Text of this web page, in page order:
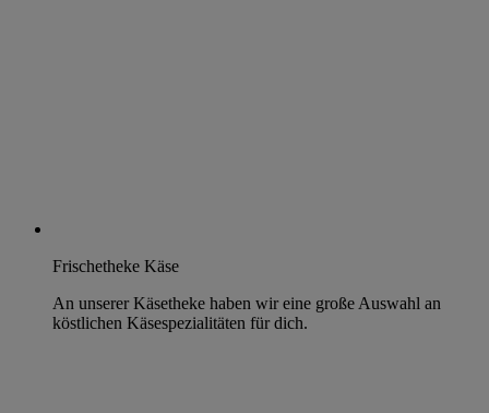
Frischetheke Käse
An unserer Käsetheke haben wir eine große Auswahl an
köstlichen Käsespezialitäten für dich.